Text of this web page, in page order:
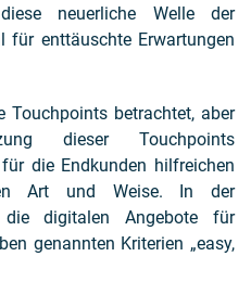
neuerliche Welle der
für enttäuschte Erwartungen
Touchpoints betrachtet, aber
dieser Touchpoints
die Endkunden hilfreichen
Art und Weise. In der
die digitalen Angebote für
genannten Kriterien „easy,